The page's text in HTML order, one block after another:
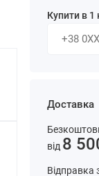
Купити в 1
Доставка
від 8
Відправка